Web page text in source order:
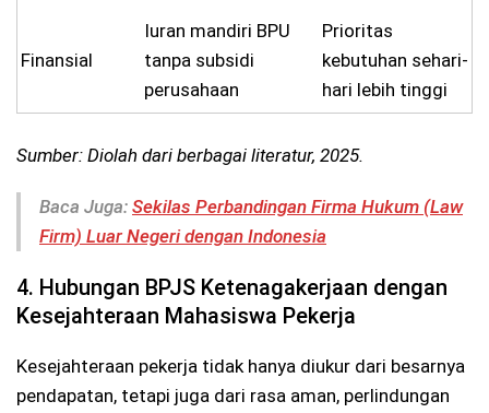
Finansial
Iuran mandiri BPU
tanpa subsidi
perusahaan
Prioritas
kebutuhan sehari-
hari lebih tinggi
Sumber: Diolah dari berbagai literatur, 2025.
Baca Juga: Sekilas Perbandingan Firma Hukum (Law
Firm) Luar Negeri dengan Indonesia
4. Hubungan BPJS Ketenagakerjaan dengan
Kesejahteraan Mahasiswa Pekerja
Kesejahteraan pekerja tidak hanya diukur dari besarnya
pendapatan, tetapi juga dari rasa aman, perlindungan